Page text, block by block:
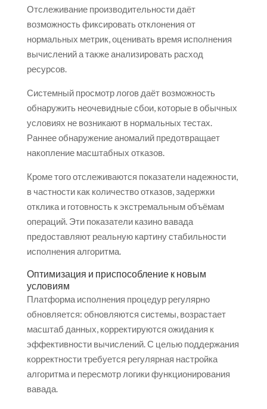
Отслеживание производительности даёт
возможность фиксировать отклонения от
нормальных метрик, оценивать время исполнения
вычислений а также анализировать расход
ресурсов.
Системный просмотр логов даёт возможность
обнаружить неочевидные сбои, которые в обычных
условиях не возникают в нормальных тестах.
Раннее обнаружение аномалий предотвращает
накопление масштабных отказов.
Кроме того отслеживаются показатели надежности,
в частности как количество отказов, задержки
отклика и готовность к экстремальным объёмам
операций. Эти показатели казино вавада
предоставляют реальную картину стабильности
исполнения алгоритма.
Оптимизация и приспособление к новым
условиям
Платформа исполнения процедур регулярно
обновляется: обновляются системы, возрастает
масштаб данных, корректируются ожидания к
эффективности вычислений. С целью поддержания
корректности требуется регулярная настройка
алгоритма и пересмотр логики функционирования
вавада.